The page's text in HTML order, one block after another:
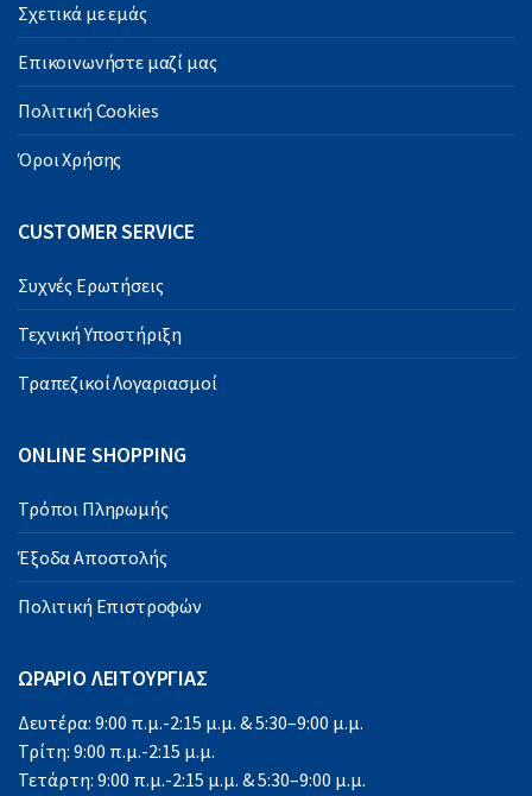
Σχετικά με εμάς
Επικοινωνήστε μαζί μας
Πολιτική Cookies
Όροι Χρήσης
CUSTOMER SERVICE
Συχνές Ερωτήσεις
Τεχνική Υποστήριξη
Τραπεζικοί Λογαριασμοί
ONLINE SHOPPING
Τρόποι Πληρωμής
Έξοδα Αποστολής
Πολιτική Επιστροφών
ΩΡΑΡΙΟ ΛΕΙΤΟΥΡΓΙΑΣ
Δευτέρα: 9:00 π.μ.-2:15 μ.μ. & 5:30–9:00 μ.μ.
Τρίτη: 9:00 π.μ.-2:15 μ.μ.
Τετάρτη: 9:00 π.μ.-2:15 μ.μ. & 5:30–9:00 μ.μ.